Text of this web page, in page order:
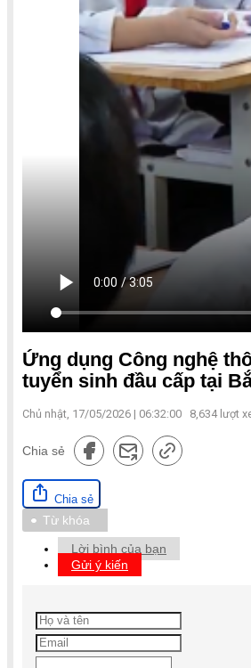
Ứng dụng Công nghệ
tuyển sinh đầu cấp tại
Chủ nhật, 17/05/2026 | 06:32:00 8,634lượt
Chia sẻ
Chia sẻ
Từ khóa
Lời bình của bạn
Gửi ý kiến